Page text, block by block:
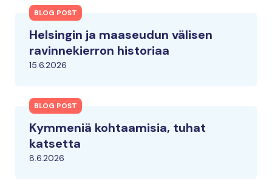
BLOG POST
Helsingin ja maaseudun välisen
ravinnekierron historiaa
15.6.2026
BLOG POST
Kymmeniä kohtaamisia, tuhat
katsetta
8.6.2026